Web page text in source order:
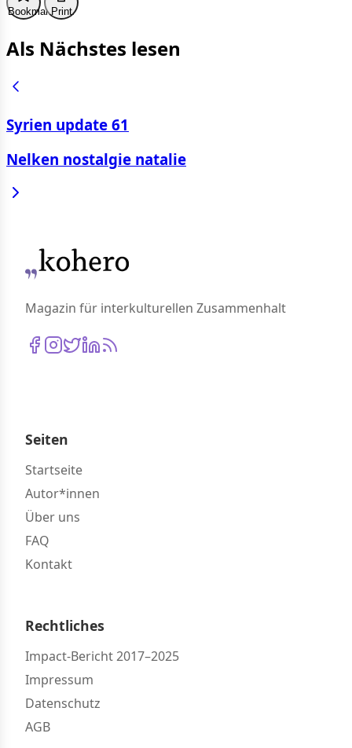
BookmarkPrint
Als Nächstes lesen
Syrien update 61
Nelken nostalgie natalie
Magazin für interkulturellen Zusammenhalt
Seiten
Startseite
Autor*innen
Über uns
FAQ
Kontakt
Rechtliches
Impact-Bericht 2017–2025
Impressum
Datenschutz
AGB